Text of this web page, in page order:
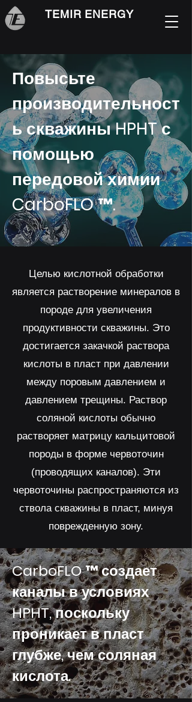
TEMIR ENERGY
Повысьте
производительност
ь скважины HPHT с
помощью
передовой химии
CarboFLO ™.
Целью кислотной обработки
является растворение минералов в
породе для увеличения
продуктивности скважины. Это
достигается закачкой раствора
кислоты в пласт при давлении
между поровым давлением и
давлением трещины. Раствор
соляной кислоты обычно
растворяет матрицу кальцитовой
породы в форме червоточин
(проводящих каналов). Эти
червоточины распространяются из
ствола скважины в пласт, минуя
поврежденную зону.
CarboFLO ™ создает
каналы в условиях
HPHT, поскольку
проникает в пласт
глубже, чем соляная
кислота.